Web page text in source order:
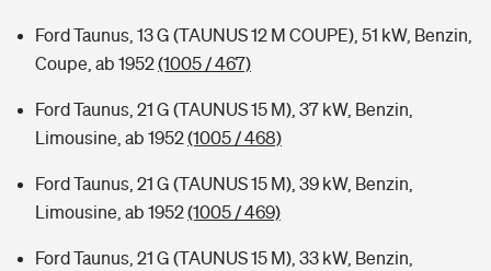
Ford Taunus, 13 G (TAUNUS 12 M COUPE), 51 kW, Benzin,
Coupe, ab 1952(1005 / 467)
Ford Taunus, 21 G (TAUNUS 15 M), 37 kW, Benzin,
Limousine, ab 1952(1005 / 468)
Ford Taunus, 21 G (TAUNUS 15 M), 39 kW, Benzin,
Limousine, ab 1952(1005 / 469)
Ford Taunus, 21 G (TAUNUS 15 M), 33 kW, Benzin,